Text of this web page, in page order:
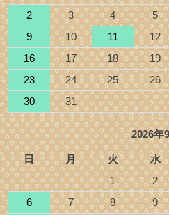
2
3 4 5
9
10 11 12
16
17 18 19
23
24 25 26
30
31
2026年
日 月 火 水
1
2
6
7 8 9